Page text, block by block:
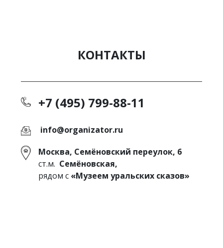
КОНТАКТЫ
+7 (495) 799-88-11
info@organizator.ru
Москва, Семёновский переулок, 6
ст.м. Семёновская,
рядом с «Музеем уральских сказов»